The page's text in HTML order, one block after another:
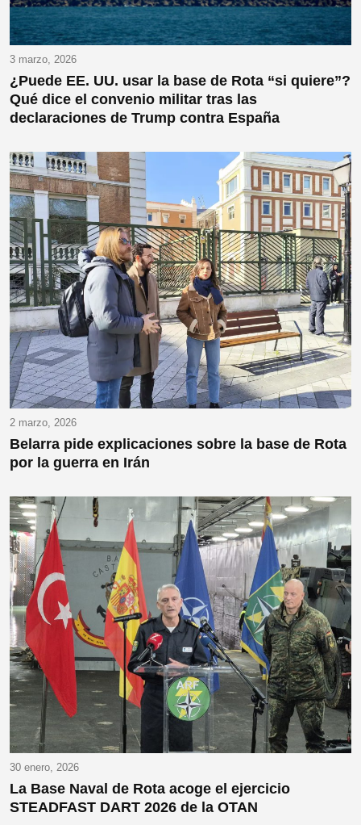
3 marzo, 2026
¿Puede EE. UU. usar la base de Rota “si quiere”?
Qué dice el convenio militar tras las
declaraciones de Trump contra España
2 marzo, 2026
Belarra pide explicaciones sobre la base de Rota
por la guerra en Irán
30 enero, 2026
La Base Naval de Rota acoge el ejercicio
STEADFAST DART 2026 de la OTAN